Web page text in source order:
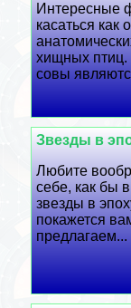
Интересные
касаться как
хищных птиц.
совы
Звезды в
Любите
себе, как бы
звезды в
покажется
предлагаем...